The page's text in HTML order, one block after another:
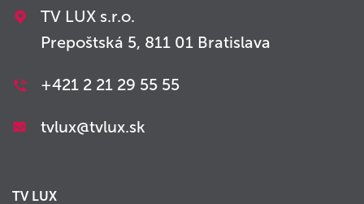
TV LUX s.r.o.
Prepoštská 5, 811 01 Bratislava
+421 2 21 29 55 55
tvlux@tvlux.sk
TV LUX